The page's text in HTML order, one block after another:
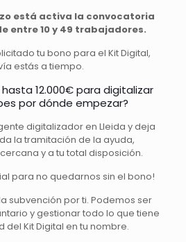
está activa la convocatoria
entre 10 y 49 trabajadores.
tu bono para el Kit Digital,
estás a tiempo.
12.000€ para digitalizar
por dónde empezar?
digitalizador en Lleida y deja
la tramitación de la ayuda,
y a tu total disposición.
para no quedarnos sin el bono!
subvención por ti. Podemos ser
y gestionar todo lo que tiene
del Kit Digital en tu nombre.